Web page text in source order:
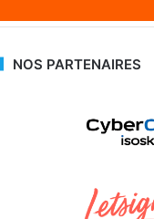
NOS PARTENAIRES